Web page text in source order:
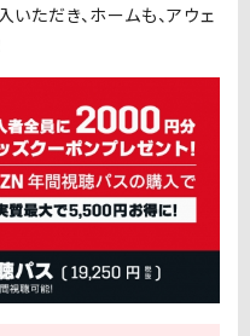
ただき、ホームも、アウェ